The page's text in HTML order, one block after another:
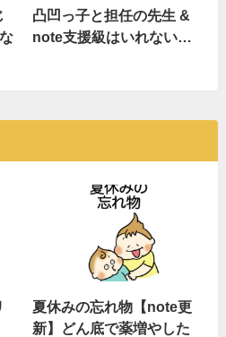
凸凹っ子と担任の先生 &
note支援級はいれない…
夏休みの忘れ物【note更
新】どん底で薬増やした